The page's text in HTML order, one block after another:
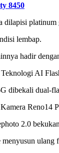
8450
platinum
lembap.
hadir
AI
dibekali dual-
2.0